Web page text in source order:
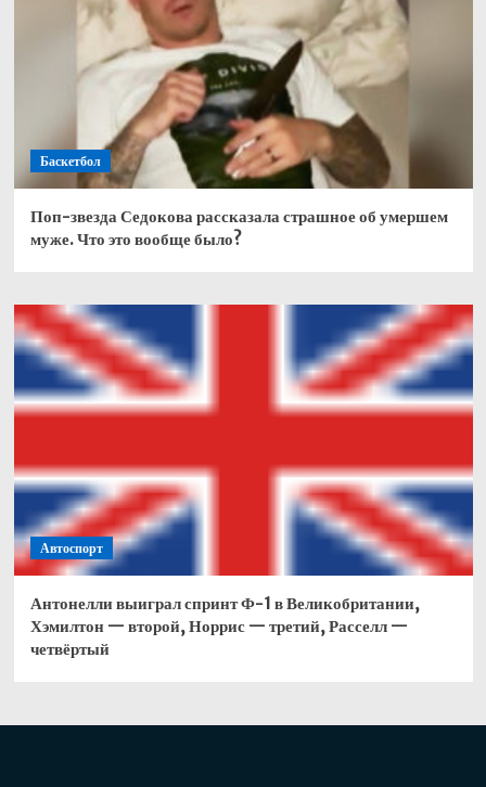
Баскетбол
Поп-звезда Седокова рассказала страшное об умершем
муже. Что это вообще было?
Автоспорт
Антонелли выиграл спринт Ф-1 в Великобритании,
Хэмилтон — второй, Норрис — третий, Расселл —
четвёртый